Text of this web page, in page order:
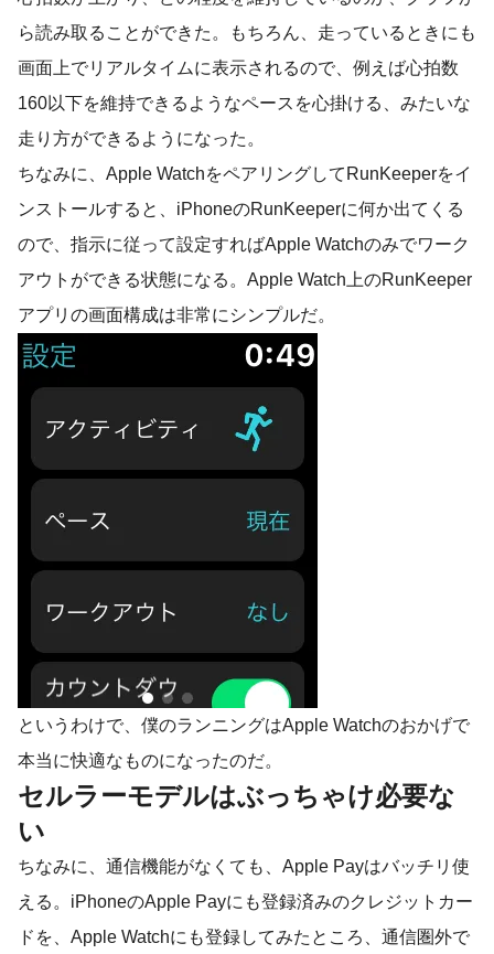
ら読み取ることができた。もちろん、走っているときにも
画面上でリアルタイムに表示されるので、例えば心拍数
160以下を維持できるようなペースを心掛ける、みたいな
走り方ができるようになった。
ちなみに、Apple WatchをペアリングしてRunKeeperをイ
ンストールすると、iPhoneのRunKeeperに何か出てくる
ので、指示に従って設定すればApple Watchのみでワーク
アウトができる状態になる。Apple Watch上のRunKeeper
アプリの画面構成は非常にシンプルだ。
というわけで、僕のランニングはApple Watchのおかげで
本当に快適なものになったのだ。
セルラーモデルはぶっちゃけ必要な
い
ちなみに、通信機能がなくても、Apple Payはバッチリ使
える。iPhoneのApple Payにも登録済みのクレジットカー
ドを、Apple Watchにも登録してみたところ、通信圏外で